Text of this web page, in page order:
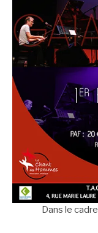
Dans le